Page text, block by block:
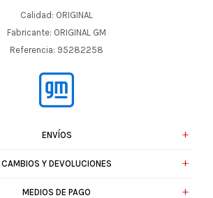
Calidad: ORIGINAL
Fabricante: ORIGINAL GM
Referencia: 95282258
ENVÍOS
CAMBIOS Y DEVOLUCIONES
MEDIOS DE PAGO